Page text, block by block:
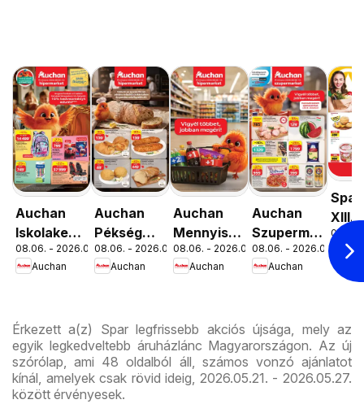
Auchan
Iskolakezdés
ajánlatok
08.06. - 2026.08.19.
Auchan
Auchan
Pékség
ajánlataink
08.06. - 2026.08.12.
Auchan
Auchan
Mennyiségi
kedvezmény
ajánlataink
08.06. - 2026.08.19.
Auchan
Auchan
Szupermarket
akciós
újság
08.06. - 2026.08.12.
Auchan
Spar
XIII.
út
08.06.
Érkezett a(z) Spar legfrissebb akciós újsága, mely az
egyik legkedveltebb áruházlánc Magyarországon. Az új
szórólap, ami 48 oldalból áll, számos vonzó ajánlatot
kínál, amelyek csak rövid ideig, 2026.05.21. - 2026.05.27.
között érvényesek.